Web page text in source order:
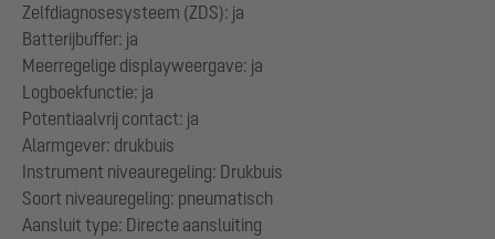
Zelfdiagnosesysteem (ZDS): ja
Batterijbuffer: ja
Meerregelige displayweergave: ja
Logboekfunctie: ja
Potentiaalvrij contact: ja
Alarmgever: drukbuis
Instrument niveauregeling: Drukbuis
Soort niveauregeling: pneumatisch
Aansluit type: Directe aansluiting